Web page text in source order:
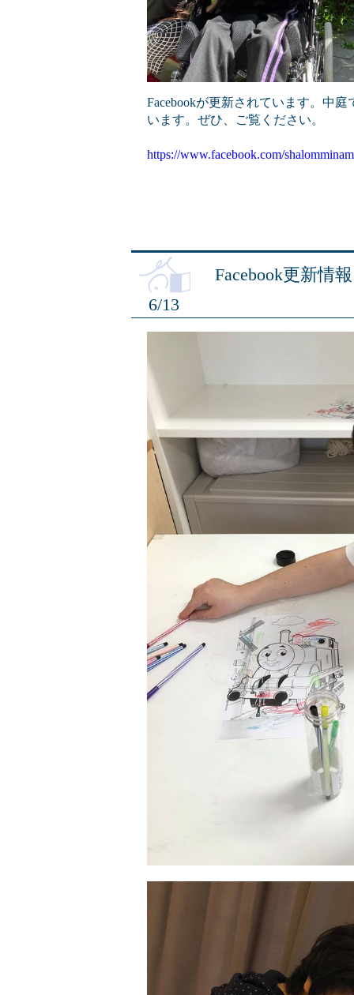
Facebookが更新されています。中
います。ぜひ、ご覧ください。
https://www.facebook.com/
6/13
Facebook更新情報